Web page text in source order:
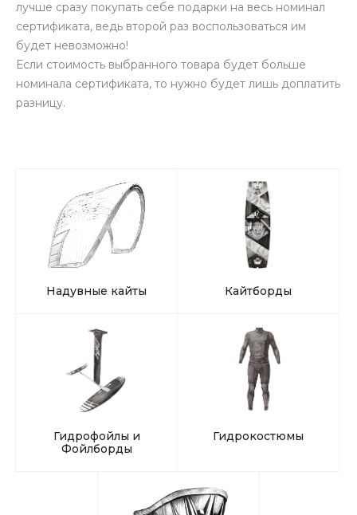
лучше сразу покупать себе подарки на весь номинал
сертификата, ведь второй раз воспользоваться им
будет невозможно!
Если стоимость выбранного товара будет больше
номинала сертификата, то нужно будет лишь доплатить
разницу.
Надувные кайты Кайтборды
Гидрофойлы и
Фойлборды
Гидрокостюмы